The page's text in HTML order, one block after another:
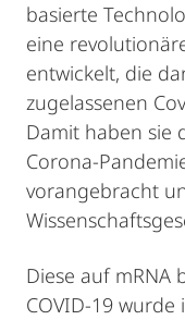
basierte
eine
entwickelt, die
zugelassenen
Damit haben sie
Corona-
vorangebracht
Diese auf
COVID-19